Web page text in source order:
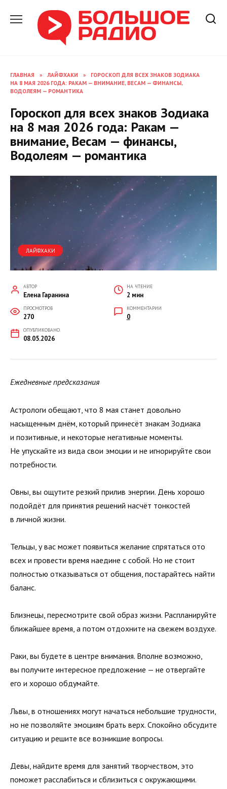
содержанию
ГЛАВНАЯ » ЛАЙФХАКИ »
ГОРОСКОП ДЛЯ ВСЕХ ЗНАКОВ ЗОДИАКА
НА 8 МАЯ 2026 ГОДА: РАКАМ — ВНИМАНИЕ, ВЕСАМ — ФИНАНСЫ,
ВОДОЛЕЯМ — РОМАНТИКА
Гороскоп для всех знаков Зодиака
на 8 мая 2026 года: Ракам —
внимание, Весам — финансы,
Водолеям — романтика
ЛАЙФХАКИ
АВТОР
Елена Гаранина
НА ЧТЕНИЕ
2 мин
ПРОСМОТРОВ
270
КОММЕНТАРИИ
0
ОПУБЛИКОВАНО
08.05.2026
Ежедневные предсказания
Астрологи обещают, что 8 мая станет довольно
насыщенным днём, который принесёт знакам Зодиака
и позитивные, и некоторые негативные моменты.
Не упускайте из вида свои эмоции и не игнорируйте свои
потребности.
Овны, вы ощутите резкий прилив энергии. День хорошо
подойдёт для принятия решений насчёт тонкостей
в личной жизни.
Тельцы, у вас может появиться желание спрятаться ото
всех и провести время наедине с собой. Но не стоит
полностью отказываться от общения, постарайтесь найти
баланс.
Близнецы, пересмотрите свой образ жизни. Распланируйте
ближайшее время, а потом отдохните на свежем воздухе.
Раки, вы будете в центре внимания. Вполне возможно,
вы получите интересное предложение — не отвергайте
его и хорошо обдумайте.
Львы, в отношениях могут начаться небольшие трудности,
но не позволяйте эмоциям брать верх. Спокойно обсудите
ситуацию и решите все возникшие вопросы.
Девы, найдите время для занятий творчеством, это
поможет расслабиться и сблизиться с окружающими.